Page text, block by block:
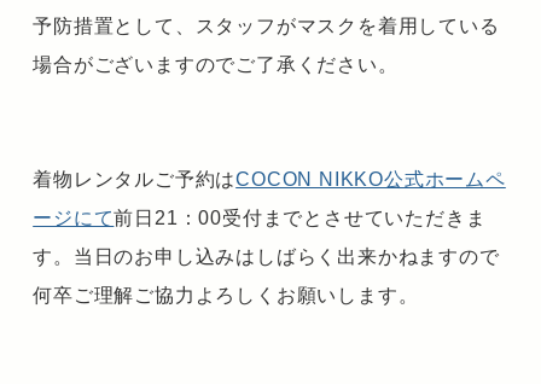
予防措置として、スタッフがマスクを着用している
場合がございますのでご了承ください。
着物レンタルご予約はCOCON NIKKO公式ホームペ
ージにて前日21：00受付までとさせていただきま
す。当日のお申し込みはしばらく出来かねますので
何卒ご理解ご協力よろしくお願いします。